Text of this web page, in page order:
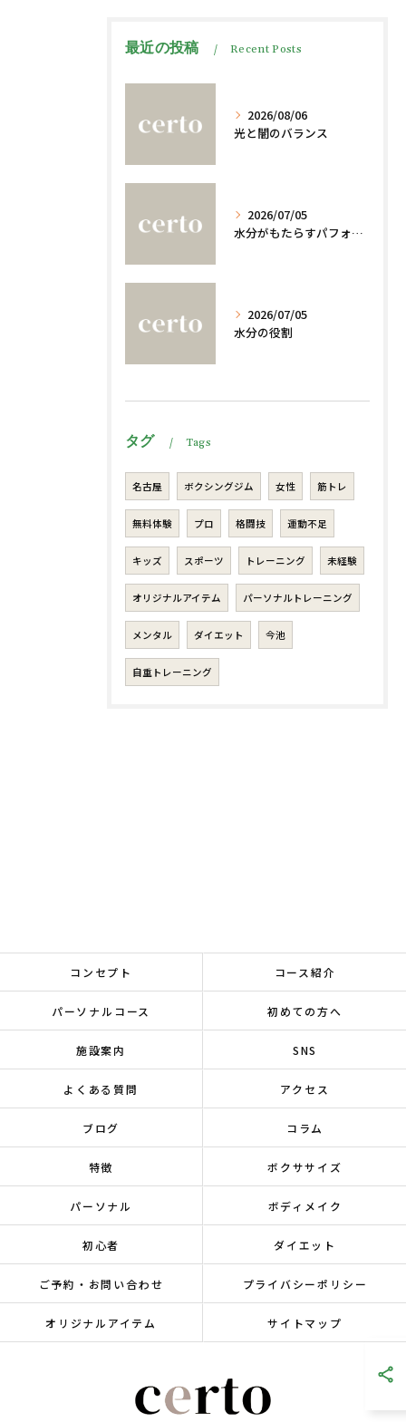
最近の投稿 Recent Posts
2026/08/06
光と闇のバランス
2026/07/05
水分がもたらすパフォーマンスへの影響
2026/07/05
水分の役割
タグ Tags
名古屋 ボクシングジム 女性 筋トレ
無料体験 プロ 格闘技 運動不足
キッズ スポーツ トレーニング 未経験
オリジナルアイテム パーソナルトレーニング
メンタル ダイエット 今池
自重トレーニング
コンセプト コース紹介
パーソナルコース 初めての方へ
施設案内 SNS
よくある質問 アクセス
ブログ コラム
特徴 ボクササイズ
パーソナル ボディメイク
初心者 ダイエット
ご予約・お問い合わせ プライバシーポリシー
オリジナルアイテム サイトマップ